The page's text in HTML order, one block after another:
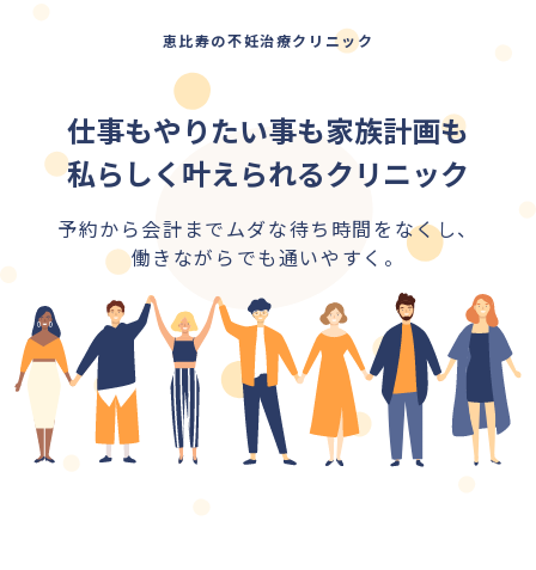
恵比寿の不妊治療クリニック
仕事もやりたい事も家族計画も
私らしく叶えられるクリニック
予約から会計までムダな待ち時間をなくし、
働きながらでも通いやすく。